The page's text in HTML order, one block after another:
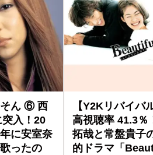
ん ⑥ 西
入！20
に安室奈
ったの
【Y2Kリバイバ
高視聴率 41.3％
拓哉と常盤貴子
的ドラマ「